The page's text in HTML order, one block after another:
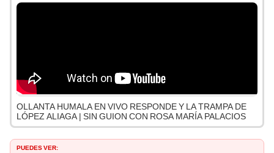
OLLANTA HUMALA EN VIVO RESPONDE Y LA TRAMPA DE
LÓPEZ ALIAGA | SIN GUION CON ROSA MARÍA PALACIOS
PUEDES VER: